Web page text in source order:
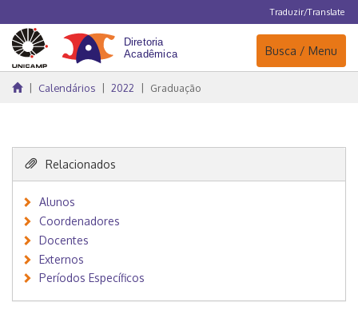
Traduzir/Translate
Navegação
Busca / Menu
Calendários 2022 Graduação
Relacionados
Alunos
Coordenadores
Docentes
Externos
Períodos Específicos